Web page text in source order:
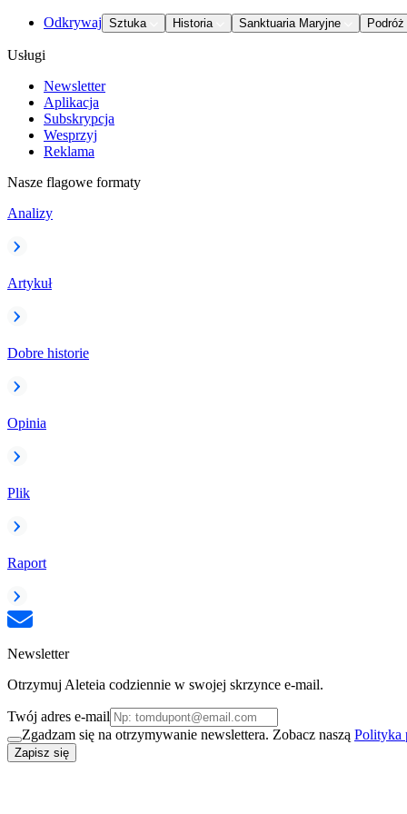
Odkrywaj Sztuka Historia Sanktuaria Maryjne Podróż
Usługi
Newsletter
Aplikacja
Subskrypcja
Wesprzyj
Reklama
Nasze flagowe formaty
Analizy
Artykuł
Dobre historie
Opinia
Plik
Raport
Newsletter
Otrzymuj Aleteia codziennie w swojej skrzynce e-mail.
Twój adres e-mail
Zgadzam się na otrzymywanie newslettera. Zobacz naszą Polityka
Zapisz się